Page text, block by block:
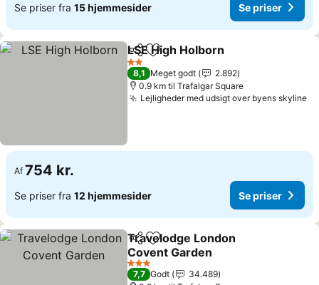
Se priser fra 15 hjemmesider Se priser
Del Føj til favoritter
LSE High Holborn
2 Stjerner
8,1 Meget godt
2.892
0.9 km til Trafalgar Square
Lejligheder med udsigt over byens skyline
Af 754 kr.
Se priser fra 12 hjemmesider Se priser
Del Føj til favoritter
Travelodge London
Covent Garden
3 Stjerner
7,7 Godt
34.489